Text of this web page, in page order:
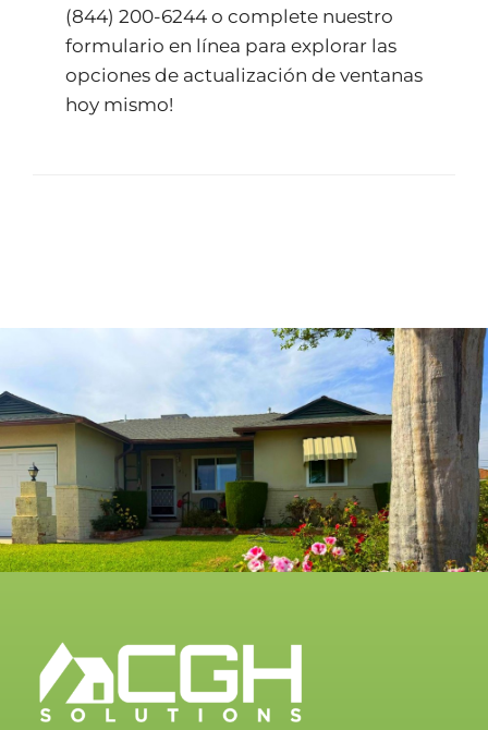
(844) 200-6244o complete nuestro
formulario en línea para explorar las
opciones de actualización de ventanas
hoy mismo!